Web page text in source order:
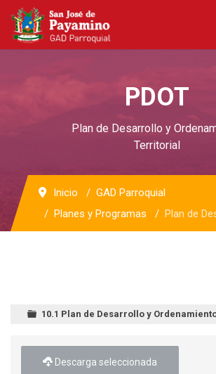
PDOT
Plan de Desarrollo y
Territorial
Inicio
GAD Parroquial
Planes y Programas
Plan de
10.1 Plan de Desarrollo y
Descarga seleccionada